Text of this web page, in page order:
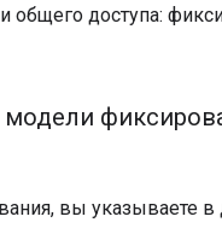
общего доступа:
модели
вы указываете в